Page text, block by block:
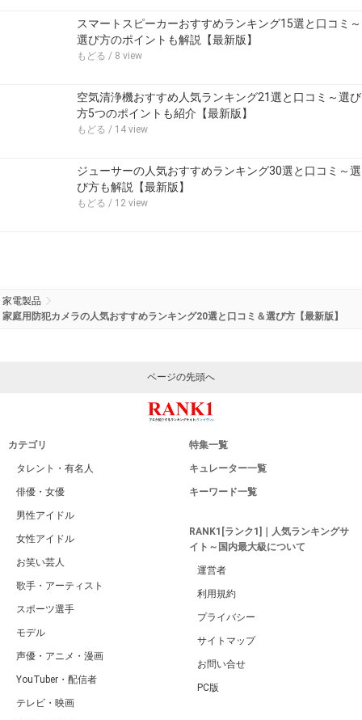
スマートスピーカーおすすめランキング15選と口コミ～
選び方のポイントも解説【最新版】
もどる / 8 view
空気清浄機おすすめ人気ランキング21選と口コミ～選び
方5つのポイントも紹介【最新版】
もどる / 14 view
ジューサーの人気おすすめランキング30選と口コミ～選
び方も解説【最新版】
もどる / 12 view
家電製品
家庭用防犯カメラの人気おすすめランキング20選と口コミ＆選び方【最新版】
ページの先頭へ
カテゴリ
タレント・有名人
俳優・女優
男性アイドル
女性アイドル
お笑い芸人
歌手・アーティスト
スポーツ選手
モデル
声優・アニメ・漫画
YouTuber・配信者
テレビ・映画
特集一覧
キュレーター一覧
キーワード一覧
RANK1[ランク1]｜人気ランキングサ
イト～国内最大級について
運営者
利用規約
プライバシー
サイトマップ
お問い合せ
PC版